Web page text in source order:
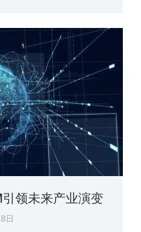
领未来产业演变
日